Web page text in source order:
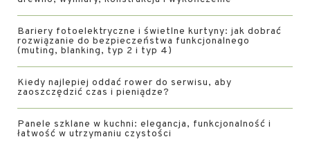
Bariery fotoelektryczne i świetlne kurtyny: jak dobrać
rozwiązanie do bezpieczeństwa funkcjonalnego
(muting, blanking, typ 2 i typ 4)
Kiedy najlepiej oddać rower do serwisu, aby
zaoszczędzić czas i pieniądze?
Panele szklane w kuchni: elegancja, funkcjonalność i
łatwość w utrzymaniu czystości